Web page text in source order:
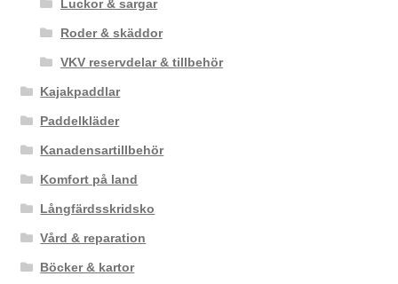
Luckor & sargar
Roder & skäddor
VKV reservdelar & tillbehör
Kajakpaddlar
Paddelkläder
Kanadensartillbehör
Komfort på land
Långfärdsskridsko
Vård & reparation
Böcker & kartor